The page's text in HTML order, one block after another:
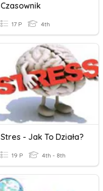
Czasownik
17 P 4th
Stres - Jak To Działa?
19 P 4th - 8th